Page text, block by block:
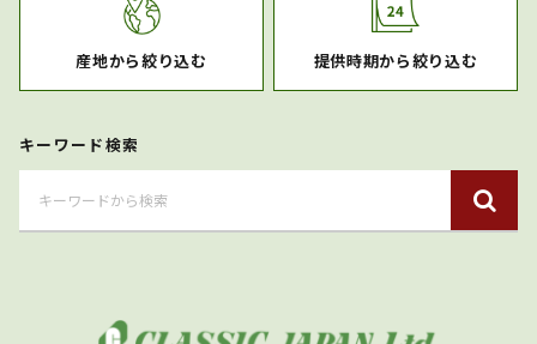
産地から絞り込む 提供時期から絞り込む
キーワード検索